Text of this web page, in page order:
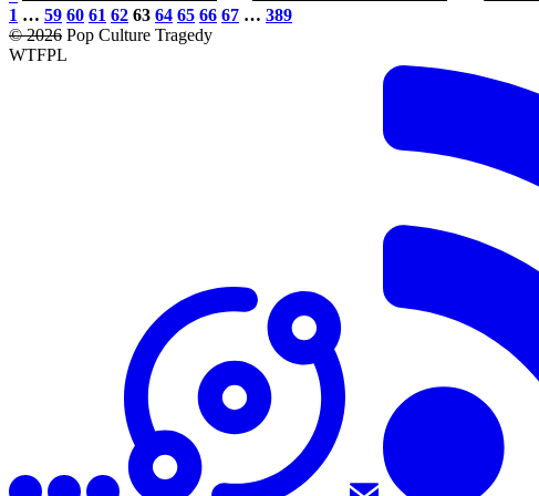
1 … 59 60 61 62 63 64 65 66 67 … 389
© 2026 Pop Culture Tragedy
WTFPL